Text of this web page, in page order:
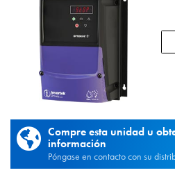
Compre esta unidad u
información
Póngase en contacto con su